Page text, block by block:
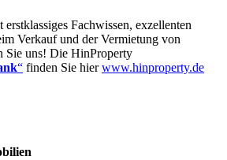
Fachwissen, exzellenten
Verkauf und der Vermietung von
Sie uns! Die HinProperty
“ finden Sie hierwww.hinproperty.de